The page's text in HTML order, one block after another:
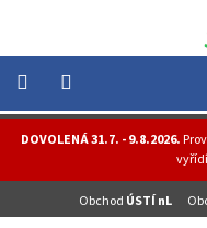
obsah
DOVOLENÁ 31.7. - 9.8.2026.
Obchod ÚSTÍ nL
NOVINKY